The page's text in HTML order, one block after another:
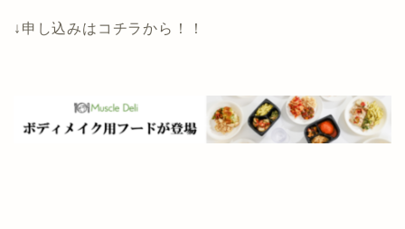
↓申し込みはコチラから！！